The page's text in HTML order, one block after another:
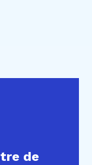
de